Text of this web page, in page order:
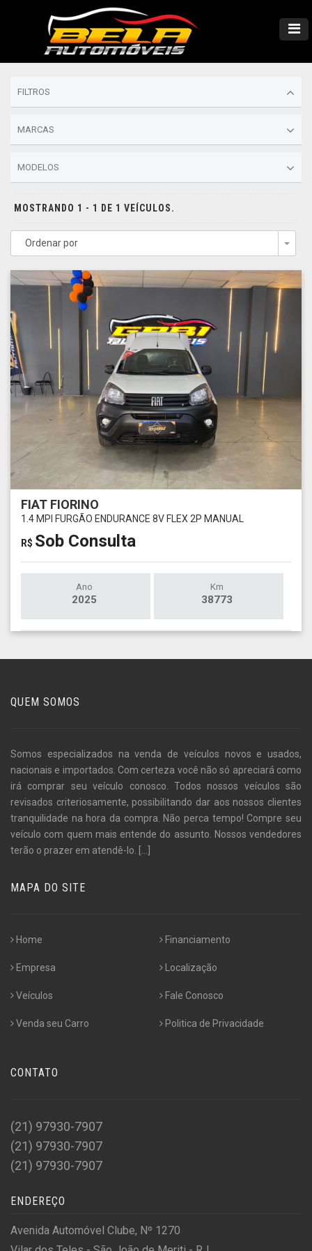
FILTROS
MARCAS
MODELOS
MOSTRANDO 1 - 1 DE 1 VEÍCULOS.
Ordenar por
FIAT FIORINO
1.4 MPI FURGÃO ENDURANCE 8V FLEX 2P MANUAL
R$ Sob Consulta
Ano
2025
Km
38773
QUEM SOMOS
Somos especializados na venda de veículos novos e usados,
nacionais e importados. Com certeza você não só apreciará como
irá comprar seu veículo conosco. Todos nossos veículos são
revisados criteriosamente, possibilitando dar aos nossos clientes
tranquilidade na hora da compra. Não perca tempo! Compre seu
veículo com quem mais entende do assunto. Nossos vendedores
terão o prazer em atendê-lo. [...]
MAPA DO SITE
Home
Empresa
Veículos
Venda seu Carro
Financiamento
Localização
Fale Conosco
Politica de Privacidade
CONTATO
(21) 97930-7907
(21) 97930-7907
(21) 97930-7907
ENDEREÇO
Avenida Automóvel Clube, Nº 1270